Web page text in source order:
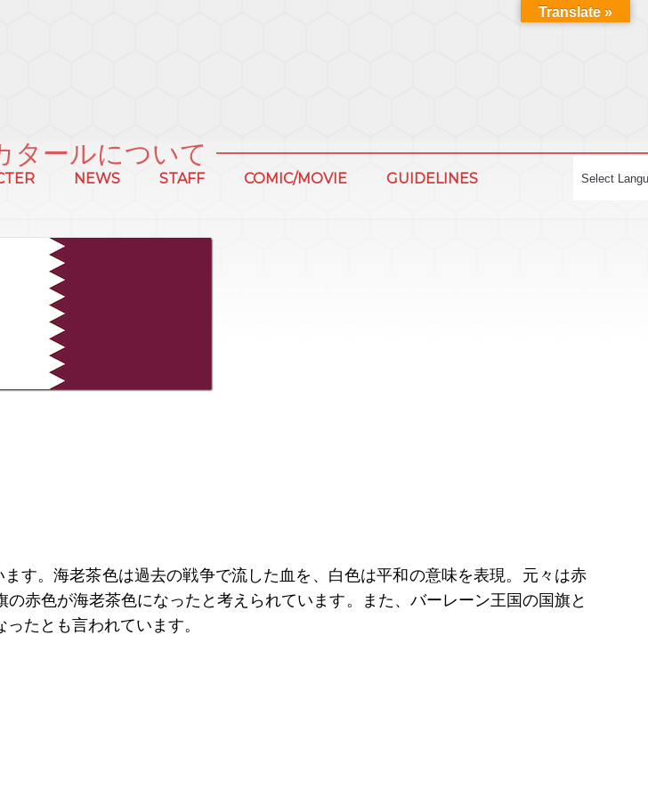
NEWS STAFF COMIC/MOVIE GUIDELINES
タールについて
す。海老茶色は過去の戦争で流した血を、白色は平和の意味を表現。元々は赤
赤色が海老茶色になったと考えられています。また、バーレーン王国の国旗と
たとも言われています。
Translate »